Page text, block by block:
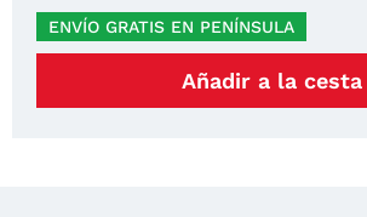
ENVÍO GRATIS EN PENÍNSULA
Añadir a la cesta